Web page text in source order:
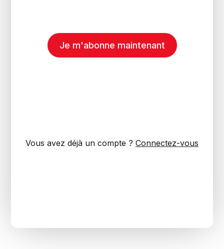
Je m'abonne maintenant
Vous avez déjà un compte ? Connectez-vous